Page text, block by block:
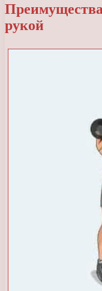
рукой